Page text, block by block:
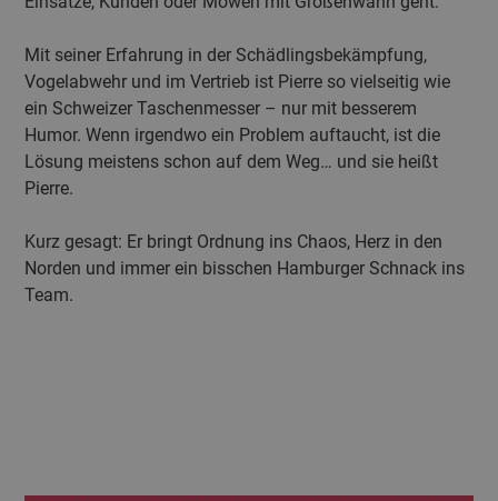
Mit seiner Erfahrung in der Schädlingsbekämpfung,
Vogelabwehr und im Vertrieb ist Pierre so vielseitig wie
ein Schweizer Taschenmesser – nur mit besserem
Humor. Wenn irgendwo ein Problem auftaucht, ist die
Lösung meistens schon auf dem Weg… und sie heißt
Pierre.
Kurz gesagt: Er bringt Ordnung ins Chaos, Herz in den
Norden und immer ein bisschen Hamburger Schnack ins
Team.